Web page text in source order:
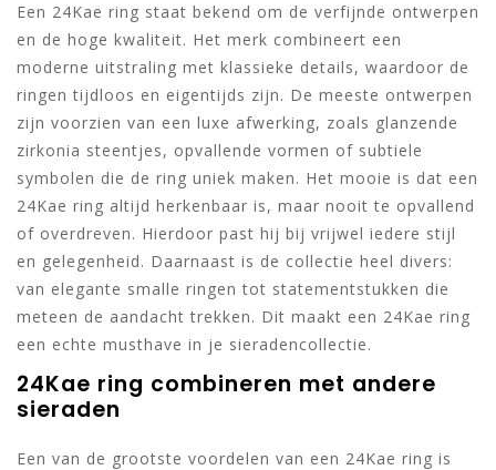
Een 24Kae ring staat bekend om de verfijnde ontwerpen
en de hoge kwaliteit. Het merk combineert een
moderne uitstraling met klassieke details, waardoor de
ringen tijdloos en eigentijds zijn. De meeste ontwerpen
zijn voorzien van een luxe afwerking, zoals glanzende
zirkonia steentjes, opvallende vormen of subtiele
symbolen die de ring uniek maken. Het mooie is dat een
24Kae ring altijd herkenbaar is, maar nooit te opvallend
of overdreven. Hierdoor past hij bij vrijwel iedere stijl
en gelegenheid. Daarnaast is de collectie heel divers:
van elegante smalle ringen tot statementstukken die
meteen de aandacht trekken. Dit maakt een 24Kae ring
een echte musthave in je sieradencollectie.
24Kae ring combineren met andere
sieraden
Een van de grootste voordelen van een 24Kae ring is